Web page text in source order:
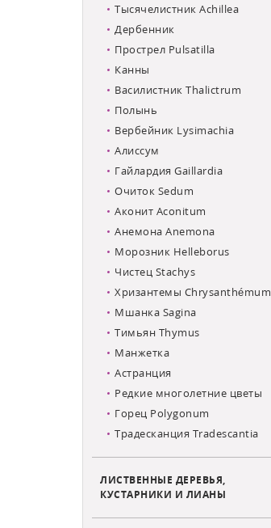
Тысячелистник Achillea
Дербенник
Прострел Pulsatilla
Канны
Василистник Thalictrum
Полынь
Вербейник Lysimachia
Алиссум
Гайлардия Gaillardia
Очиток Sedum
Аконит Aconitum
Анемона Anemona
Морозник Helleborus
Чистец Stachys
Хризантемы Chrysanthémum
Мшанка Sagina
Тимьян Thymus
Манжетка
Астранция
Редкие многолетние цветы
Горец Polygonum
Традесканция Tradescantia
ЛИСТВЕННЫЕ ДЕРЕВЬЯ,
КУСТАРНИКИ И ЛИАНЫ